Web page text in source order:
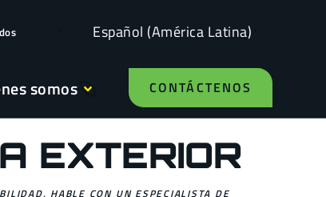
Español (América Latina)
somos CONTÁCTENOS
EXTERIOR
HABLE CON UN ESPECIALISTA DE